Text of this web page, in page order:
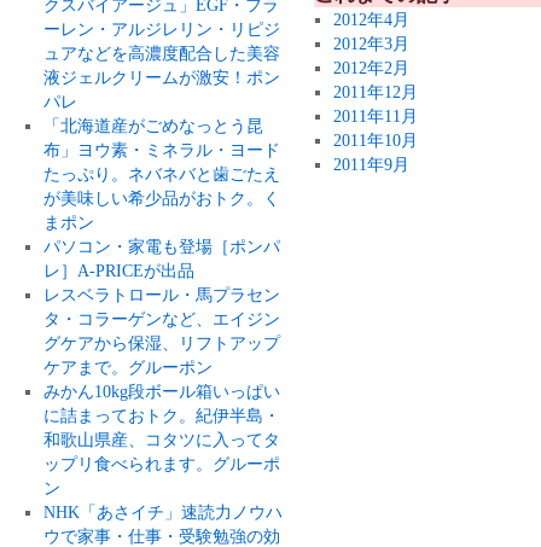
クスバイアージュ」EGF・フラ
ーレン・アルジレリン・リピジ
ュアなどを高濃度配合した美容
液ジェルクリームが激安！ポン
パレ
「北海道産がごめなっとう昆
布」ヨウ素・ミネラル・ヨード
たっぷり。ネバネバと歯ごたえ
が美味しい希少品がおトク。く
まポン
パソコン・家電も登場［ポンパ
レ］A-PRICEが出品
レスベラトロール・馬プラセン
タ・コラーゲンなど、エイジン
グケアから保湿、リフトアップ
ケアまで。グルーポン
みかん10kg段ボール箱いっぱい
に詰まっておトク。紀伊半島・
和歌山県産、コタツに入ってタ
ップリ食べられます。グルーポ
ン
NHK「あさイチ」速読力ノウハ
ウで家事・仕事・受験勉強の効
2012年4月
2012年3月
2012年2月
2011年12月
2011年11月
2011年10月
2011年9月